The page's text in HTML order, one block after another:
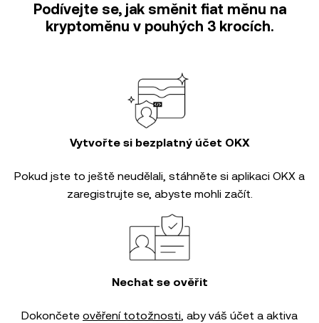
Podívejte se, jak směnit fiat měnu na
kryptoměnu v pouhých 3 krocích.
Vytvořte si bezplatný účet OKX
Pokud jste to ještě neudělali, stáhněte si aplikaci OKX a
zaregistrujte se, abyste mohli začít.
Nechat se ověřit
Dokončete ověření totožnosti, aby váš účet a aktiva